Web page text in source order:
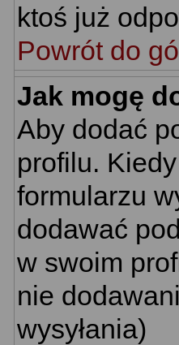
ktoś już
Powrót do
Jak mogę
Aby dodać
profilu.
formularzu
dodawać
w swoim
nie
wysyłania)